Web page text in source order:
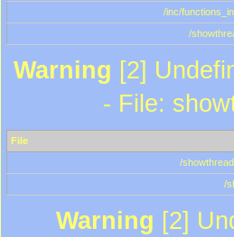
/inc/
/
Warning [2]
- File:
File
/
/
Warning [2]